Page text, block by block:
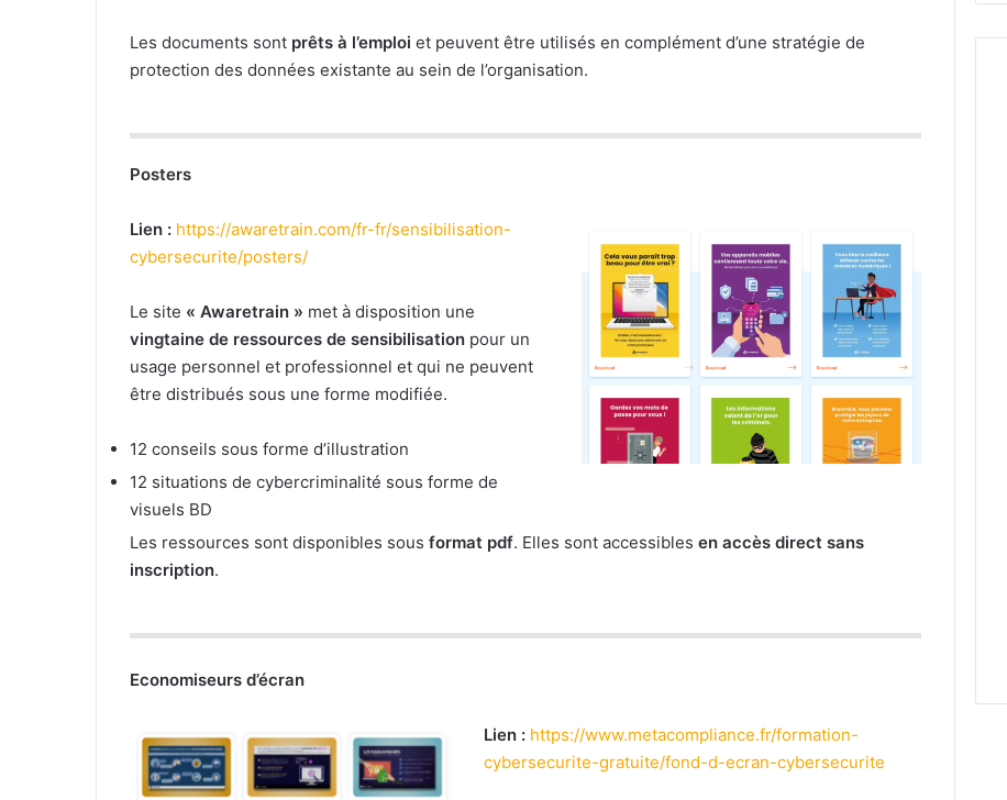
Les documents sont prêts à l’emploi et peuvent être utilisés en complément d’une stratégie de
protection des données existante au sein de l’organisation.
Posters
Lien : https://awaretrain.com/fr-fr/sensibilisation-
cybersecurite/posters/
Le site « Awaretrain » met à disposition une
vingtaine de ressources de sensibilisation pour un
usage personnel et professionnel et qui ne peuvent
être distribués sous une forme modifiée.
12 conseils sous forme d’illustration
12 situations de cybercriminalité sous forme de
visuels BD
Les ressources sont disponibles sous format pdf. Elles sont accessibles en accès direct sans
inscription.
Economiseurs d’écran
Lien : https://www.metacompliance.fr/formation-
cybersecurite-gratuite/fond-d-ecran-cybersecurite